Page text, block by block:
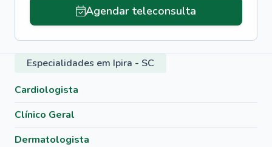
Agendar teleconsulta
Especialidades em Ipira - SC
Cardiologista
Clínico Geral
Dermatologista